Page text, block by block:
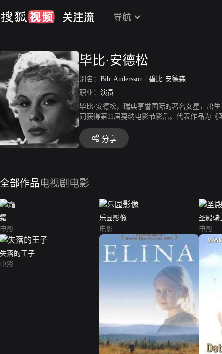
导航
毕比·安德松
别名： Bibi Andersson / 碧比·安德森 / 毕比·安
职业： 演员
毕比·安德松，瑞典享誉国际的著名女星，出
同获得第11届戛纳电影节影后。代表作品为
分享
全部作品电视剧 电影
霜
电影
乐园影像
电影
圣殿骑
电影
失落的王子
电影